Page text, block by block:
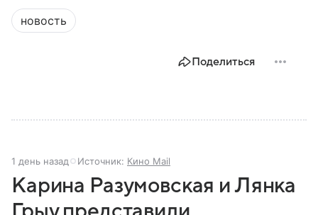
новость
Поделиться
1 день назад Источник: Кино Mail
Карина Разумовская и Лянка